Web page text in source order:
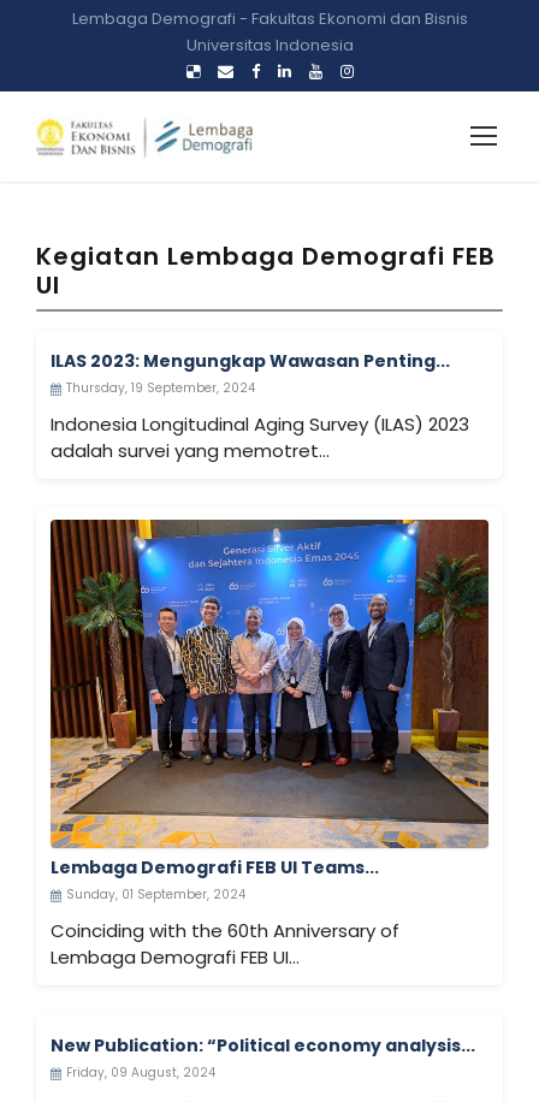
Lembaga Demografi - Fakultas Ekonomi dan Bisnis
Universitas Indonesia
Kegiatan Lembaga Demografi FEB
UI
ILAS 2023: Mengungkap Wawasan Penting...
Thursday, 19 September, 2024
Indonesia Longitudinal Aging Survey (ILAS) 2023
adalah survei yang memotret...
Lembaga Demografi FEB UI Teams...
Sunday, 01 September, 2024
Coinciding with the 60th Anniversary of
Lembaga Demografi FEB UI...
New Publication: “Political economy analysis...
Friday, 09 August, 2024